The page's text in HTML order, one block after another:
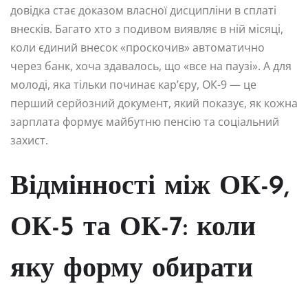
довідка стає доказом власної дисципліни в сплаті
внесків. Багато хто з подивом виявляє в ній місяці,
коли єдиний внесок «проскочив» автоматично
через банк, хоча здавалось, що «все на паузі». А для
молоді, яка тільки починає кар’єру, ОК-9 — це
перший серйозний документ, який показує, як кожна
зарплата формує майбутню пенсію та соціальний
захист.
Відмінності між ОК-9,
ОК-5 та ОК-7: коли
яку форму обирати